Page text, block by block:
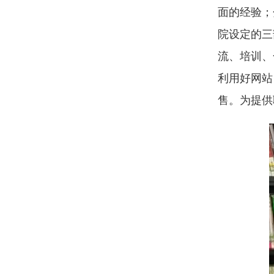
面的经验
院设定的
流、培训
利用好网
售。为提